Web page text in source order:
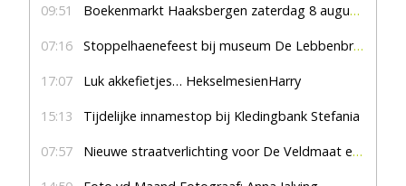
09:51 Boekenmarkt Haaksbergen zaterdag 8 augustus, marktplein Haaksbergen
07:16 Stoppelhaenefeest bij museum De Lebbenbrugge
17:07 Luk akkefietjes… HekselmesienHarry
15:13 Tijdelijke innamestop bij Kledingbank Stefania
07:57 Nieuwe straatverlichting voor De Veldmaat en De Pas